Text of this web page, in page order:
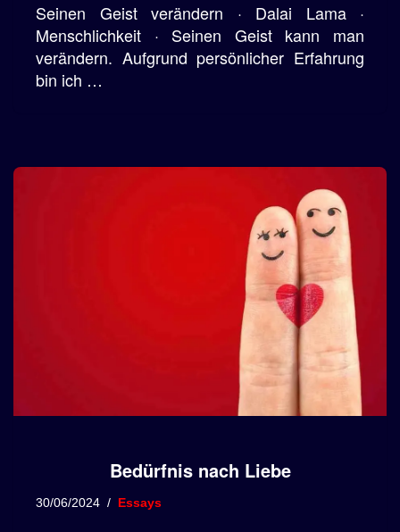
Seinen Geist verändern · Dalai Lama ·
Menschlichkeit · Seinen Geist kann man
verändern. Aufgrund persönlicher Erfahrung
bin ich …
Bedürfnis nach Liebe
30/06/2024 Essays